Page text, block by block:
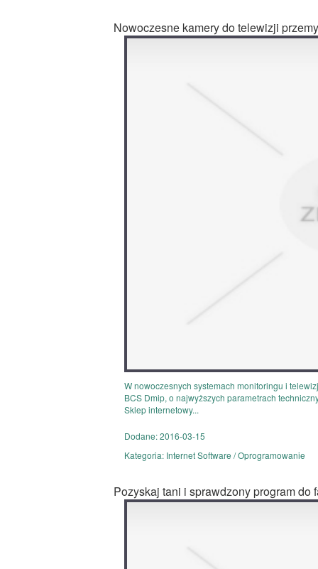
Nowoczesne kamery do telewizji
W nowoczesnych systemach monitoringu i
BCS Dmip, o najwyższych parametrach
Sklep internetowy...
Dodane: 2016-03-15
Kategoria: Internet Software / Oprogramowanie
Pozyskaj tani i sprawdzony program do